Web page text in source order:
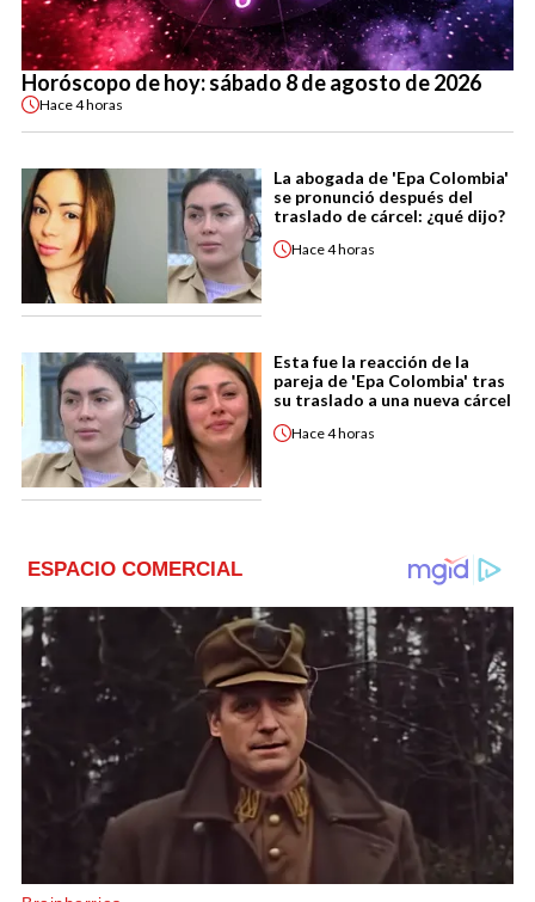
Horóscopo de hoy: sábado 8 de agosto de 2026
Hace4 horas
La abogada de 'Epa Colombia'
se pronunció después del
traslado de cárcel: ¿qué dijo?
Hace4 horas
Esta fue la reacción de la
pareja de 'Epa Colombia' tras
su traslado a una nueva cárcel
Hace4 horas